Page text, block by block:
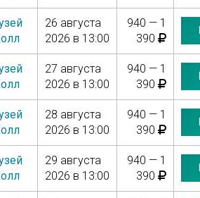
26 августа
2026 в 13:00
940 — 1
390
27 августа
2026 в 13:00
940 — 1
390
28 августа
2026 в 13:00
940 — 1
390
29 августа
2026 в 13:00
940 — 1
390